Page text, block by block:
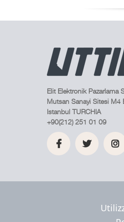
Elit Elektronik Pazarlama
Mutsan Sanayi Sitesi
Istanbul TURCHIA
+90(212) 251 01 09